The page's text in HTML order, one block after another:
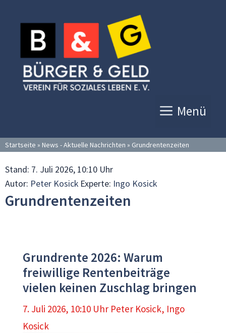
Inhalt
springen
Menü
Startseite » News - Aktuelle Nachrichten » Grundrentenzeiten
Stand: 7. Juli 2026, 10:10 Uhr
Autor: Peter Kosick Experte: Ingo Kosick
Grundrentenzeiten
Grundrente 2026: Warum
freiwillige Rentenbeiträge
vielen keinen Zuschlag bringen
7. Juli 2026, 10:10 Uhr Peter Kosick, Ingo
Kosick